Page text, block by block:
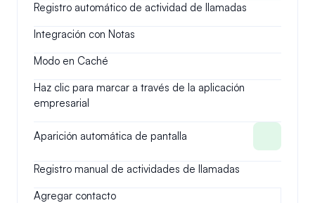
Registro automático de actividad de llamadas
Integración con Notas
Modo en Caché
Haz clic para marcar a través de la aplicación
empresarial
Aparición automática de pantalla
Registro manual de actividades de llamadas
Agregar contacto